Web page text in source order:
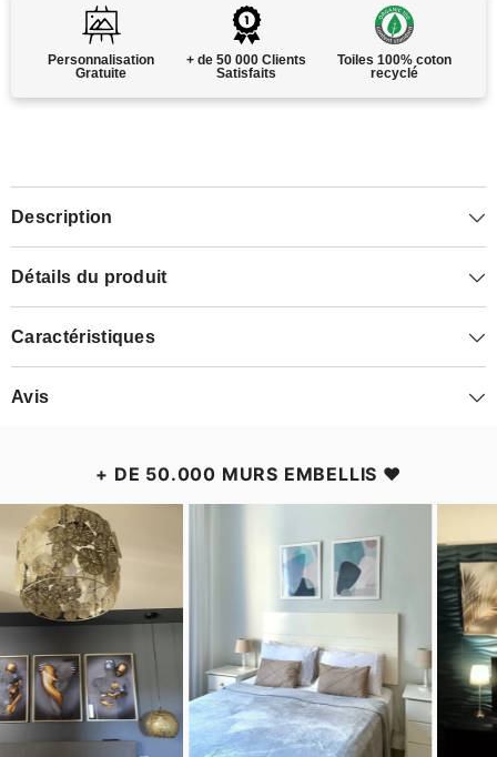
Personnalisation
Gratuite
+ de 50 000 Clients
Satisfaits
Toiles 100% coton
recyclé
Description
Détails du produit
Caractéristiques
Avis
+ DE 50.000 MURS EMBELLIS ❤️